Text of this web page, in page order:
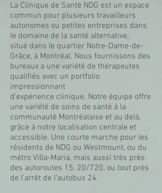
La Clinique de Santé NDG est un espace
commun pour plusieurs travailleurs
autonomes ou petites entreprises dans
le domaine de la santé alternative,
situé dans le quartier Notre-Dame-de-
Grâce, à Montréal. Nous fournissons des
bureaux a une variété de thérapeutes
qualifiés avec un portfolio
impressionnant
d'expérience clinique. Notre équipe offre
une variété de soins de santé à la
communauté Montréalaise et au delà,
grâce à notre localisation centrale et
accessible. Une courte marche pour les
résidents de NDG ou Westmount, ou du
métro Villa-Maria, mais aussi très près
des autoroutes 15, 20/720, ou tout près
de l'arrêt de l'autobus 24.